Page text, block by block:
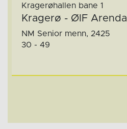
Kragerøhallen bane 1
Kragerø - ØIF Arendal
NM Senior menn, 2425
30 - 49